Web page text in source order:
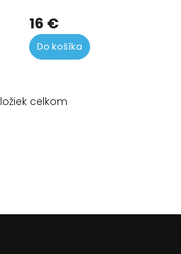
16 €
Do košíka
O
e
celkom